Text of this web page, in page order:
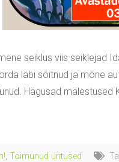
seiklus viis seiklejad
läbi sõitnud ja mõne
Hägusad
, Toimunud üritused